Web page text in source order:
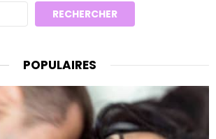
RECHERCHER
POPULAIRES